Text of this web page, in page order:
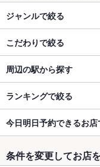
ジャンルで絞る
こだわりで絞る
周辺の駅から探す
ランキングで絞る
今日明日予約できるお店
条件を変更してお店